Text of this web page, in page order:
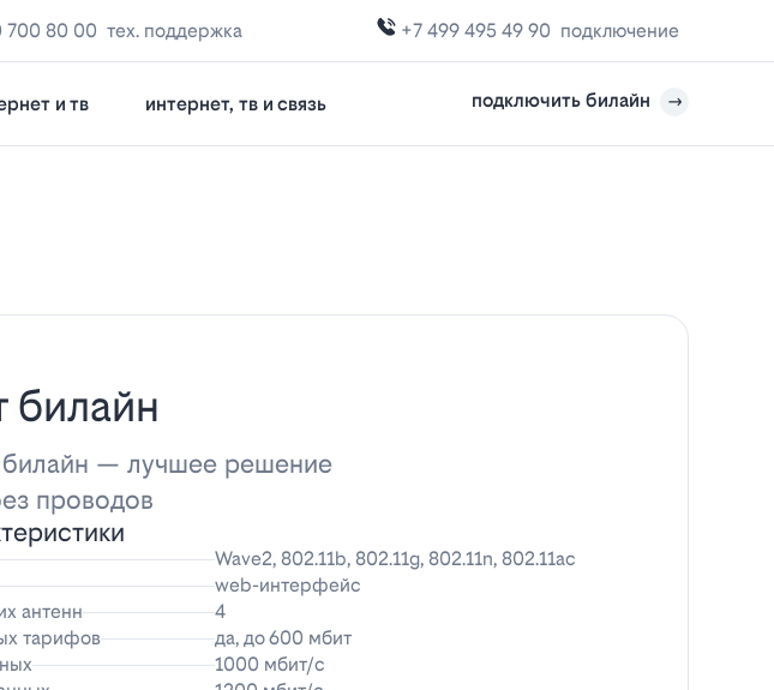
700 80 00 тех. поддержка +7 499 495 49 90 подключение
и тв интернет, тв и связь подключить билайн
билайн
билайн — лучшее решение
проводов
Wave2, 802.11b, 802.11g, 802.11n, 802.11ac
web-интерфейс
антенн
4
тарифов
да, до 600 мбит
1000 мбит/с